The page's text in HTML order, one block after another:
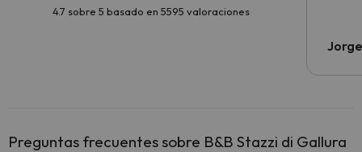
4.7 sobre 5 basado en 5595 valoraciones
Preguntas frecuentes sobre B&B Stazzi di Gallura